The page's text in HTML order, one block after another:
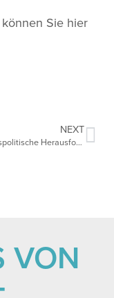
Sie hier
NEXT
Sicherheitspolitische Herausforderungen in Zeiten von Corona
VON